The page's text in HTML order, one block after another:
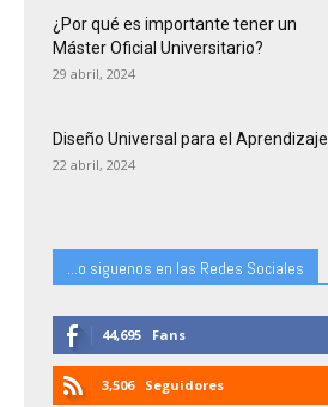
¿Por qué es importante tener un
Máster Oficial Universitario?
29 abril, 2024
Diseño Universal para el Aprendizaje
22 abril, 2024
...o siguenos en las Redes Sociales
44,695 Fans
3,506 Seguidores